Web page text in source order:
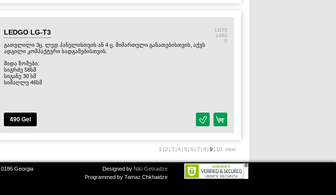
LEDGO LG-T3
LGT3
1460
0
გათვლილი 3ც. ლედ პანელისთვის ან 4 ც. მიმართული განათებისთვის, აქვს
ადგილი კომპაქტური სადგამებისთვის.
შიდა ზომები:
სიგრძე 58სმ
სიგანე 30 სმ
სიმაღლე 46სმ
490 Gel
1 | 2 | 3 | 4 | 5 | 6 | 7 | 8 | 9 | 10 next
Designed by Niki Getsadze
Georgia
Programmed by Tamaz Chkhaidze